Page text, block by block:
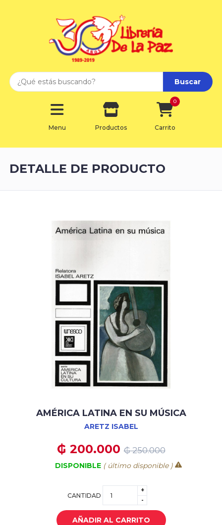
Buscar
Menu Productos Carrito
0
DETALLE DE PRODUCTO
AMÉRICA LATINA EN SU MÚSICA
ARETZ ISABEL
₲ 200.000₲ 250.000
DISPONIBLE ( último disponible )
CANTIDAD
+
-
AÑADIR AL CARRITO